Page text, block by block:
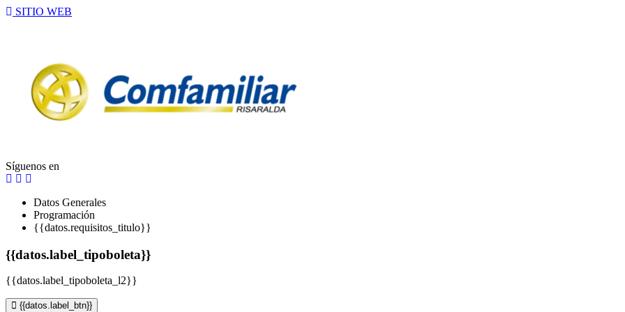
SITIO WEB
Síguenos en
Datos Generales
Programación
{{datos.requisitos_titulo}}
{{datos.label_tipoboleta}}
{{datos.label_tipoboleta_l2}}
{{datos.label_btn}}